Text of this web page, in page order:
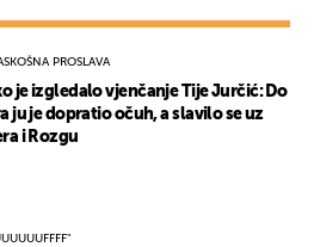
PROSLAVA
je izgledalo vjenčanje Tije Jurčić: Do
ju je dopratio očuh, a slavilo se uz
i Rozgu